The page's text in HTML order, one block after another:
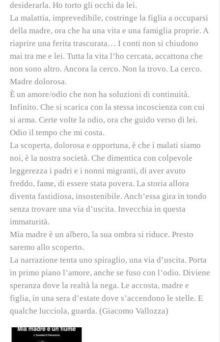
desiderarla. Ho torto gli occhi da lei.
La malattia, imprevedibile, costringe la figlia a occuparsi
della madre, ora che ha una vita e una famiglia proprie. A
riaprire una ferita trascurata… I conti non si chiudono
mai tra me e lei. Tutta la vita l’ho cercata, accattona che
non sono altro. Ancora la cerco. Non la trovo. La cerco.
Madre dolorosa.
È un amore/odio che non ha soluzioni di continuità.
Infinito. Che si scarica con la stessa incoscienza con cui
si arma. Certe volte la odio, ora che guido verso di lei.
Odio il tempo che mi costa.
La scoperta, dolorosa e opportuna, è che i malati siamo
noi, è la nostra società. Che dimentica con colpevole
leggerezza i padri e i nonni migranti, di aver avuto
freddo, fame, di essere stata povera. La storia allora
diventa fastidiosa, insostenibile. Anch’essa gira in tondo
senza trovare una via d’uscita. Invecchia in questa
immaturità.
Mia madre è un albero, la sua ombra si riduce. Presto
saremo allo scoperto.
La narrazione tenta uno spiraglio, una via d’uscita. Porta
in primo piano l’amore, anche se fuso con l’odio. Diviene
speranza dove la realtà la nega. Le accosta, madre e
figlia, in una sera d’estate dove s’accendono le stelle. E
qualche lucciola, guarda. (Giacomo Vallozza)